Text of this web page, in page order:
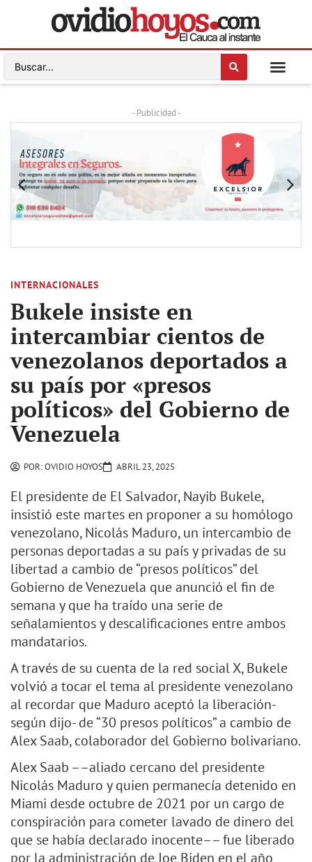
- Publicidad -
INTERNACIONALES
Bukele insiste en
intercambiar cientos de
venezolanos deportados a
su país por «presos
políticos» del Gobierno de
Venezuela
POR:OVIDIO HOYOS ABRIL 23, 2025
El presidente de El Salvador, Nayib Bukele,
insistió este martes en proponer a su homólogo
venezolano, Nicolás Maduro, un intercambio de
personas deportadas a su país y privadas de su
libertad a cambio de “presos políticos” del
Gobierno de Venezuela que anunció el fin de
semana y que ha traído una serie de
señalamientos y descalificaciones entre ambos
mandatarios.
A través de su cuenta de la red social X, Bukele
volvió a tocar el tema al presidente venezolano
al recordar que Maduro aceptó la liberación-
según dijo- de “30 presos políticos” a cambio de
Alex Saab, colaborador del Gobierno bolivariano.
Alex Saab ––aliado cercano del presidente
Nicolás Maduro y quien permanecía detenido en
Miami desde octubre de 2021 por un cargo de
conspiración para cometer lavado de dinero del
que se había declarado inocente–– fue liberado
por la administración de Joe Biden en el año